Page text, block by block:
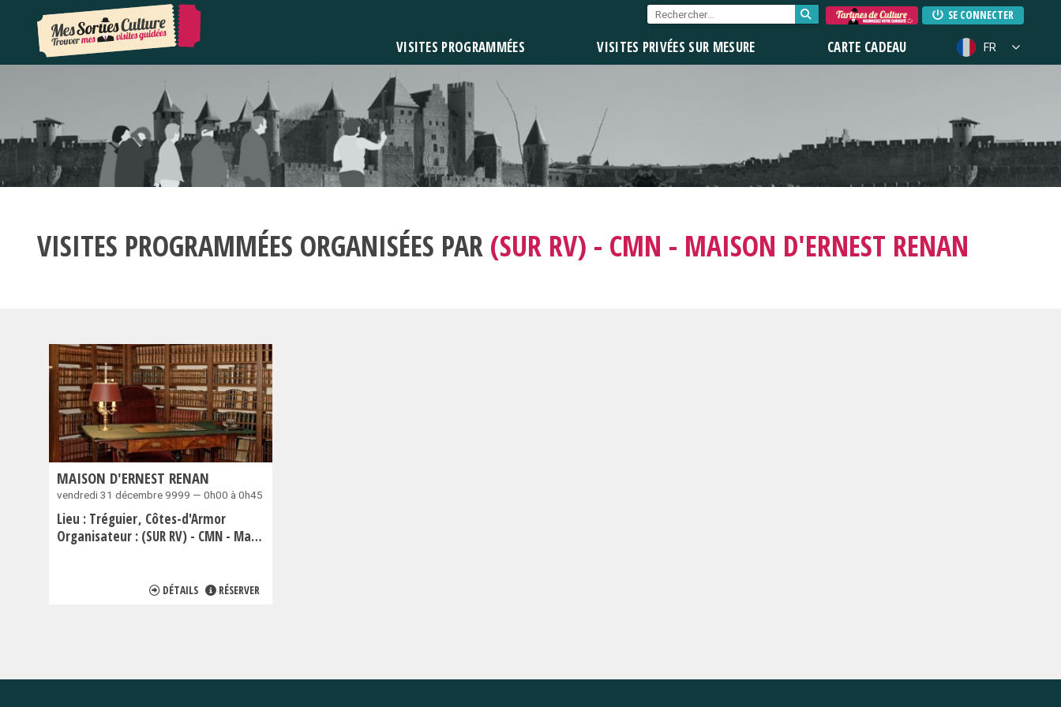
SE CONNECTER
VISITES PROGRAMMÉES VISITES PRIVÉES SUR MESURE CARTE CADEAU FR
VISITES PROGRAMMÉES ORGANISÉES PAR (SUR RV) - CMN - MAISON D'ERNEST RENAN
MAISON D'ERNEST RENAN
vendredi 31 décembre 9999 — 0h00 à 0h45
Lieu : Tréguier Côtes-d'Armor
Organisateur : (SUR RV) - CMN - Maison d'Ernest Renan
DÉTAILS RÉSERVER